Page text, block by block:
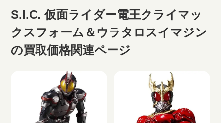
S.I.C. 仮面ライダー電王クライマッ
クスフォーム＆ウラタロスイマジン
の買取価格関連ページ